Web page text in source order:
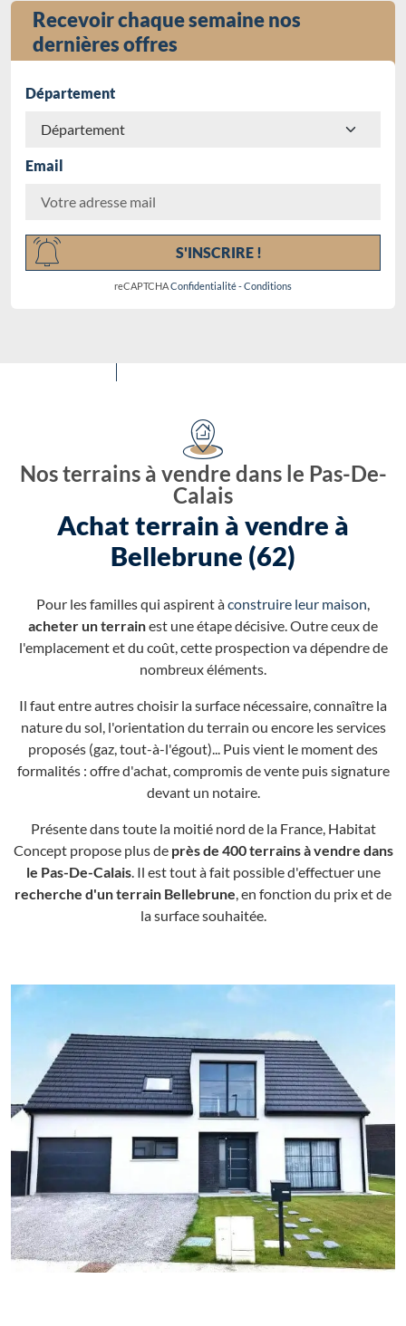
Recevoir chaque semaine nos
dernières offres
Département
Email
S'INSCRIRE !
reCAPTCHAConfidentialité-Conditions
Nos terrains à vendre dans le Pas-De-
Calais
Achat terrain à vendre à
Bellebrune (62)
Pour les familles qui aspirent àconstruire leur maison,
acheter un terrainest une étape décisive. Outre ceux de
l'emplacement et du coût, cette prospection va dépendre de
nombreux éléments.
Il faut entre autres choisir la surface nécessaire, connaître la
nature du sol, l'orientation du terrain ou encore les services
proposés (gaz, tout-à-l'égout)... Puis vient le moment des
formalités : offre d'achat, compromis de vente puis signature
devant un notaire.
Présente dans toute la moitié nord de la France, Habitat
Concept propose plus de près de 400 terrains à vendre dans
le Pas-De-Calais. Il est tout à fait possible d'effectuer une
recherche d'un terrain Bellebrune, en fonction du prix et de
la surface souhaitée.